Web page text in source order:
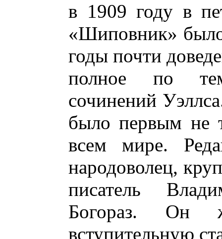
в 1909 году в
«Шиповник»
годы почти
полное по
сочинений
было первым не
всем мире.
народоволец,
писатель
Богораз. Он
вступительную